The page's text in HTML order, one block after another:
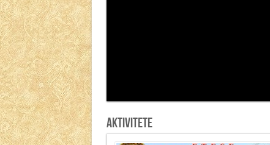
Aktivitete